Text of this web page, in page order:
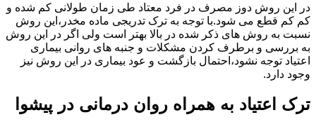
در این روش دوز مصرف در فرد معتاد طی زمان طولانی کم شده و
کم کم قطع می شود.با توجه به ترک تدریجی ماده مخدر،این روش
نسبت به روش های ذکر شده در بالا بهتر است ولی اگر در این روش
به بررسی و برطرف کردن مشکلات و جنبه های روانی بیماری
اعتیاد توجه نشود،احتمال بازگشت و عود بیماری در این روش نیز
وجود دارد.
ترک اعتیاد به همراه روان درمانی در پیشوا